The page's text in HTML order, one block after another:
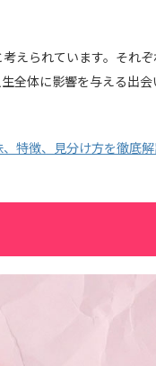
えられています。それ
全体に影響を与える出会
特徴、見分け方を徹底